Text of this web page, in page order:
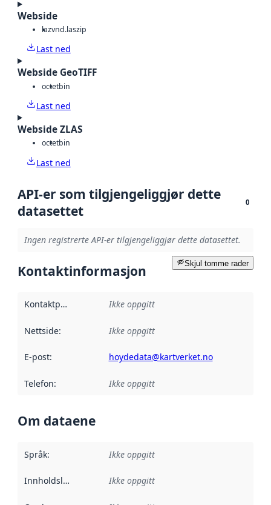
Webside
lazvnd.laszip
Last ned
Webside GeoTIFF
octetbin
Last ned
Webside ZLAS
octetbin
Last ned
API-er som tilgjengeliggjør dette
datasettet
0
Ingen registrerte API-er tilgjengeliggjør dette datasettet.
Skjul tomme rader
Kontaktinformasjon
Kontaktpunkt Ikke oppgitt
Nettside: Ikke oppgitt
E-post: hoydedata@kartverket.no
Telefon: Ikke oppgitt
Om dataene
Språk: Ikke oppgitt
Innholdsleverandører :
Ikke oppgitt